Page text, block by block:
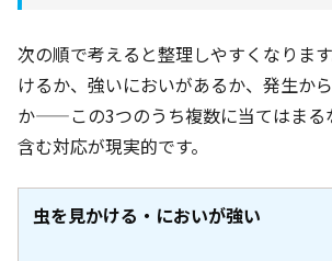
次の順で考えると整理しやすくなりま
けるか、強いにおいがあるか、発生か
か——この3つのうち複数に当てはまる
含む対応が現実的です。
虫を見かける・においが強い